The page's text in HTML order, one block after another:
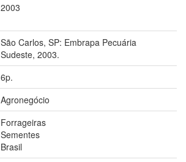
2003
São Carlos, SP: Embrapa Pecuária
Sudeste, 2003.
6p.
Agronegócio
Forrageiras
Sementes
Brasil